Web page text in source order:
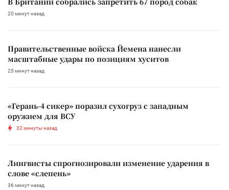
20 минут назад
Правительственные войска Йемена нанесли
масштабные удары по позициям хуситов
25 минут назад
«Герань-4 сикер» поразил сухогруз с западным
оружием для ВСУ
32 минуты назад
Лингвисты спрогнозировали изменение ударения в
слове «слепень»
36 минут назад